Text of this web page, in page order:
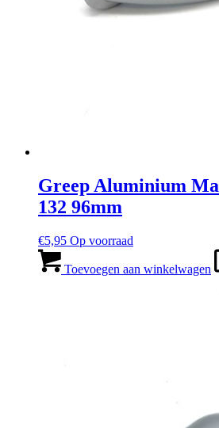
Greep Aluminium
132 96mm
€5,95 Op voorraad
Toevoegen aan winkelwagen